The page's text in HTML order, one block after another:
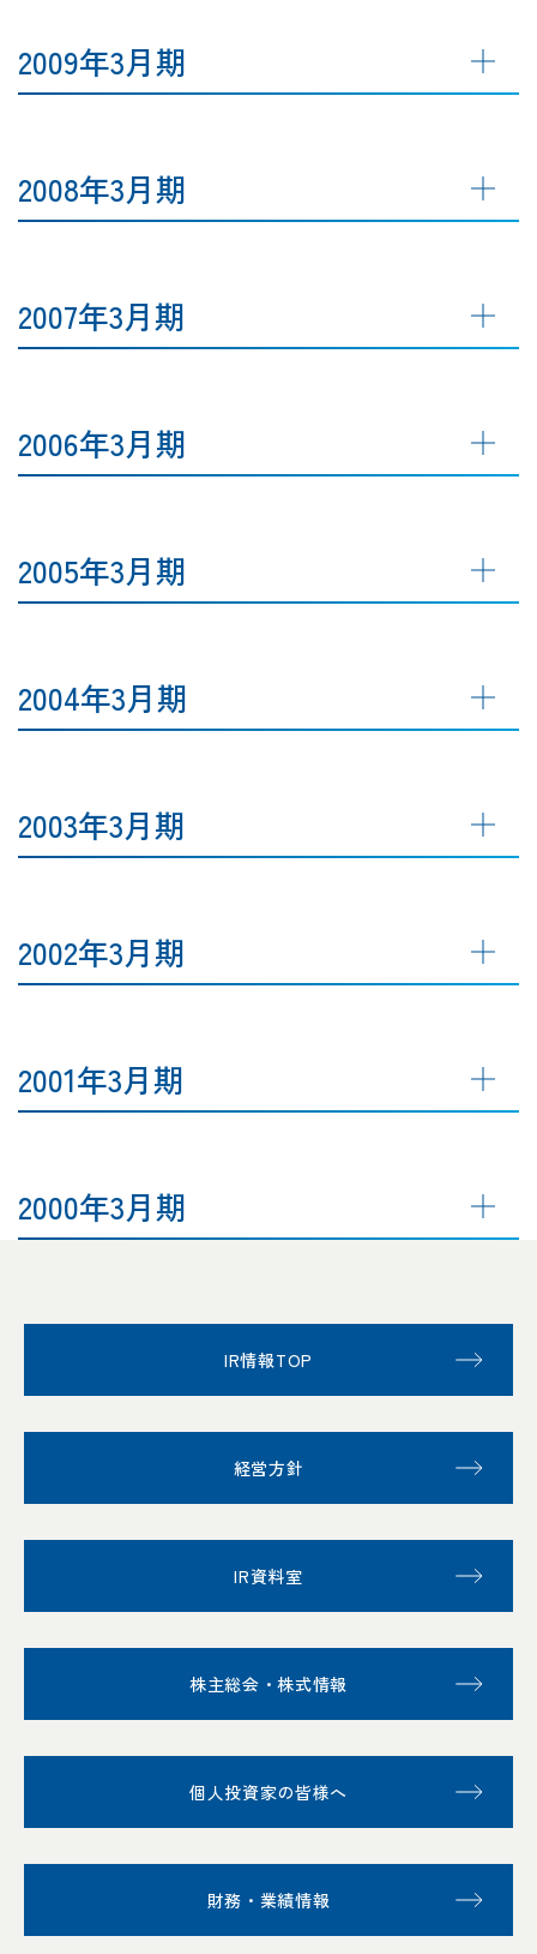
2009年3月期
2008年3月期
2007年3月期
2006年3月期
2005年3月期
2004年3月期
2003年3月期
2002年3月期
2001年3月期
2000年3月期
IR情報TOP
経営方針
IR資料室
株主総会・株式情報
個人投資家の皆様へ
財務・業績情報